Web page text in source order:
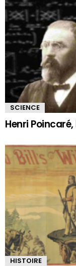
SCIENCE
Henri
HISTOIRE